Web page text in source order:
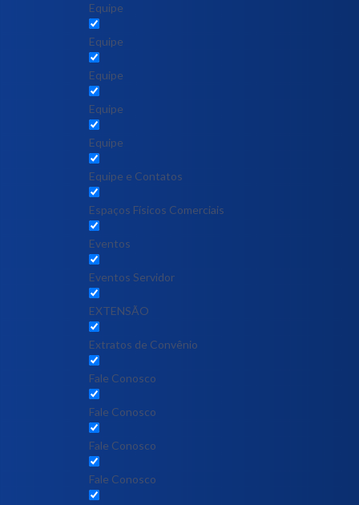
Equipe
Equipe
Equipe
Equipe
Equipe
Equipe e Contatos
Espaços Físicos Comerciais
Eventos
Eventos Servidor
EXTENSÃO
Extratos de Convênio
Fale Conosco
Fale Conosco
Fale Conosco
Fale Conosco